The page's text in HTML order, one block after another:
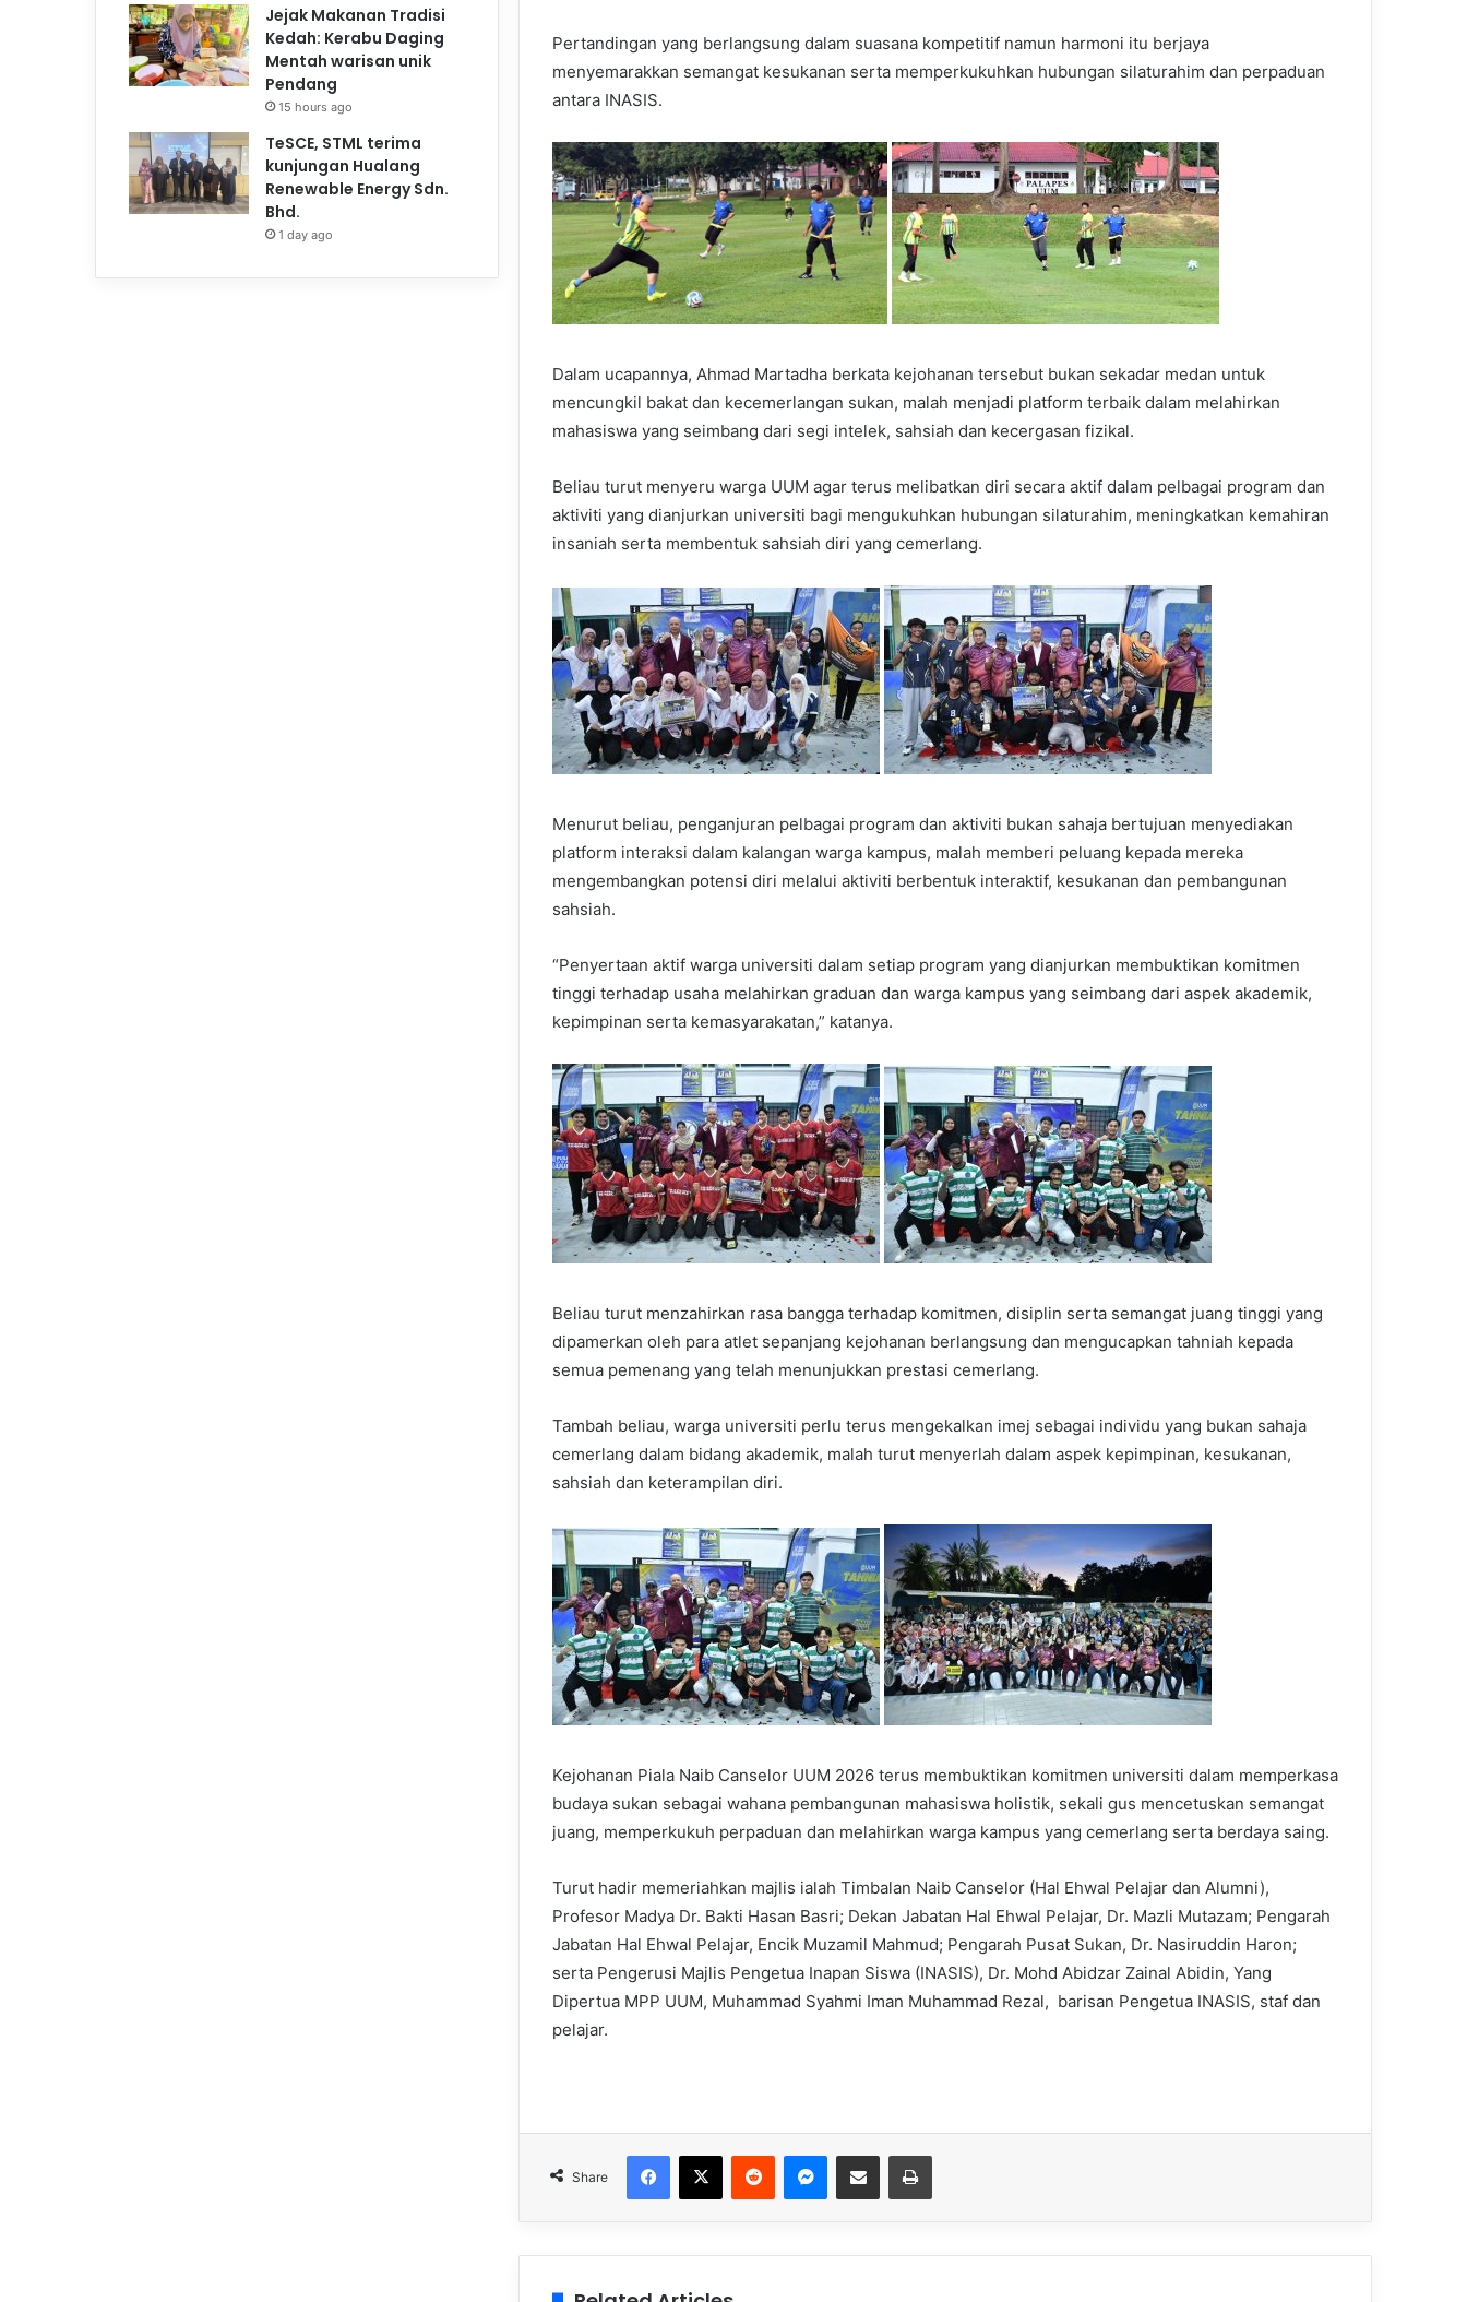
Pertandingan yang berlangsung dalam suasana kompetitif namun harmoni itu berjaya
menyemarakkan semangat kesukanan serta memperkukuhkan hubungan silaturahim dan perpaduan
antara INASIS.
Dalam ucapannya, Ahmad Martadha berkata kejohanan tersebut bukan sekadar medan untuk
mencungkil bakat dan kecemerlangan sukan, malah menjadi platform terbaik dalam melahirkan
mahasiswa yang seimbang dari segi intelek, sahsiah dan kecergasan fizikal.
Beliau turut menyeru warga UUM agar terus melibatkan diri secara aktif dalam pelbagai program dan
aktiviti yang dianjurkan universiti bagi mengukuhkan hubungan silaturahim, meningkatkan kemahiran
insaniah serta membentuk sahsiah diri yang cemerlang.
Menurut beliau, penganjuran pelbagai program dan aktiviti bukan sahaja bertujuan menyediakan
platform interaksi dalam kalangan warga kampus, malah memberi peluang kepada mereka
mengembangkan potensi diri melalui aktiviti berbentuk interaktif, kesukanan dan pembangunan
sahsiah.
“Penyertaan aktif warga universiti dalam setiap program yang dianjurkan membuktikan komitmen
tinggi terhadap usaha melahirkan graduan dan warga kampus yang seimbang dari aspek akademik,
kepimpinan serta kemasyarakatan,” katanya.
Beliau turut menzahirkan rasa bangga terhadap komitmen, disiplin serta semangat juang tinggi yang
dipamerkan oleh para atlet sepanjang kejohanan berlangsung dan mengucapkan tahniah kepada
semua pemenang yang telah menunjukkan prestasi cemerlang.
Tambah beliau, warga universiti perlu terus mengekalkan imej sebagai individu yang bukan sahaja
cemerlang dalam bidang akademik, malah turut menyerlah dalam aspek kepimpinan, kesukanan,
sahsiah dan keterampilan diri.
Kejohanan Piala Naib Canselor UUM 2026 terus membuktikan komitmen universiti dalam memperkasa
budaya sukan sebagai wahana pembangunan mahasiswa holistik, sekali gus mencetuskan semangat
juang, memperkukuh perpaduan dan melahirkan warga kampus yang cemerlang serta berdaya saing.
Turut hadir memeriahkan majlis ialah Timbalan Naib Canselor (Hal Ehwal Pelajar dan Alumni),
Profesor Madya Dr. Bakti Hasan Basri; Dekan Jabatan Hal Ehwal Pelajar, Dr. Mazli Mutazam; Pengarah
Jabatan Hal Ehwal Pelajar, Encik Muzamil Mahmud; Pengarah Pusat Sukan, Dr. Nasiruddin Haron;
serta Pengerusi Majlis Pengetua Inapan Siswa (INASIS), Dr. Mohd Abidzar Zainal Abidin, Yang
Dipertua MPP UUM, Muhammad Syahmi Iman Muhammad Rezal, barisan Pengetua INASIS, staf dan
pelajar.
Share
Jejak Makanan Tradisi
Kedah: Kerabu Daging
Mentah warisan unik
Pendang
15 hours ago
TeSCE, STML terima
kunjungan Hualang
Renewable Energy Sdn.
Bhd.
1 day ago